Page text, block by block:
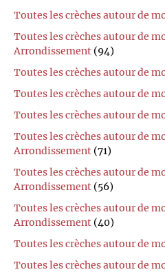
Toutes les crèches autour de
Toutes les crèches autour de
Arrondissement (94)
Toutes les crèches autour de
Toutes les crèches autour de
Toutes les crèches autour de
Toutes les crèches autour de
Arrondissement (71)
Toutes les crèches autour de
Arrondissement (56)
Toutes les crèches autour de
Arrondissement (40)
Toutes les crèches autour de
Toutes les crèches autour de